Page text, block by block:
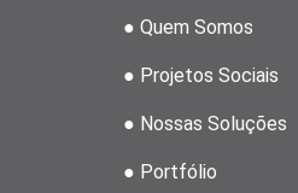
● Quem Somos
● Projetos Sociais
● Nossas Soluções
● Portfólio